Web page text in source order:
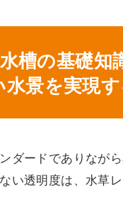
槽の基礎知
景を実現
ダードでありなが
い透明度は、水草